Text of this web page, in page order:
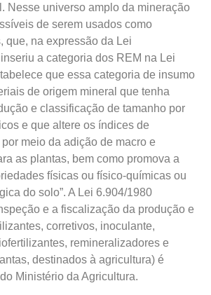
Nesse universo amplo da mineração
de serem usados como
que, na expressão da Lei
a categoria dos REM na Lei
que essa categoria de insumo
de origem mineral que tenha
e classificação de tamanho por
e que altere os índices de
meio da adição de macro e
as plantas, bem como promova a
físicas ou físico-químicas ou
do solo”. A Lei 6.904/1980
e a fiscalização da produção e
corretivos, inoculante,
remineralizadores e
destinados à agricultura) é
Ministério da Agricultura.